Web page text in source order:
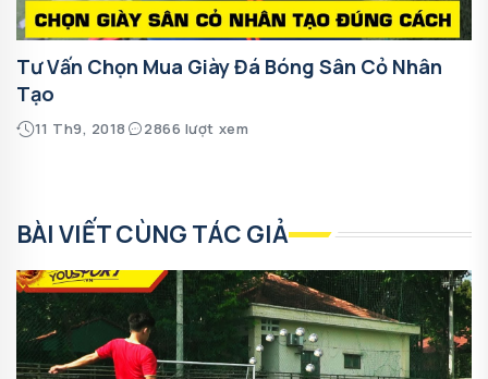
Tư Vấn Chọn Mua Giày Đá Bóng Sân Cỏ Nhân
Tạo
11 Th9, 2018 2866 lượt xem
BÀI VIẾT CÙNG TÁC GIẢ